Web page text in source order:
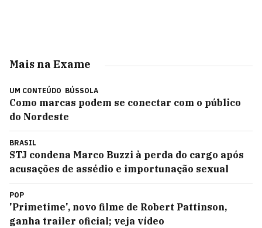
Mais na Exame
UM CONTEÚDO BÚSSOLA
Como marcas podem se conectar com o público
do Nordeste
BRASIL
STJ condena Marco Buzzi à perda do cargo após
acusações de assédio e importunação sexual
POP
'Primetime', novo filme de Robert Pattinson,
ganha trailer oficial; veja vídeo